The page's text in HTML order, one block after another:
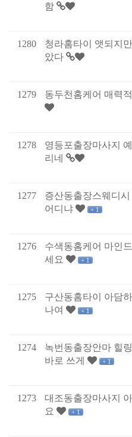
함
1280
청라홈타이 앳되지
았다
1279 동두천홈케어 매력
1278
영등포출장마사지
리네
1277
증산동출장스웨디
어디냐
+ 1
1276
수색동홈케어 마인
세요
+ 1
1275
구산동홈타이 아담
나여
+ 1
1274
녹번동출장안마 힐
바로 쓰게
+ 1
1273
대조동출장마사지
요
+ 1